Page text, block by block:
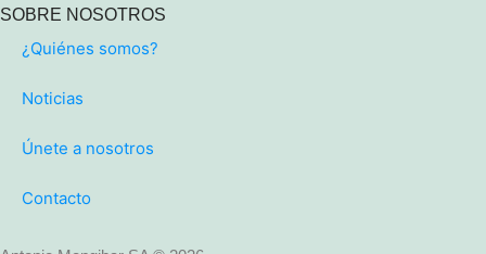
SOBRE NOSOTROS
¿Quiénes somos?
Noticias
Únete a nosotros
Contacto